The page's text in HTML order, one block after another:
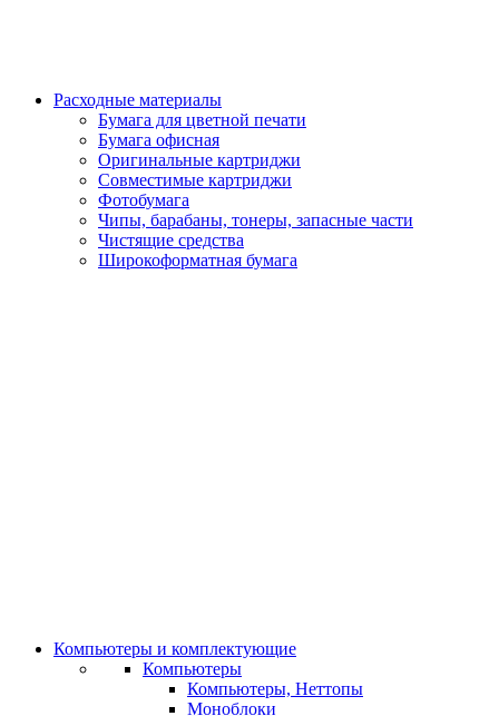
Расходные материалы
Бумага для цветной печати
Бумага офисная
Оригинальные картриджи
Совместимые картриджи
Фотобумага
Чипы, барабаны, тонеры, запасные части
Чистящие средства
Широкоформатная бумага
Компьютеры и комплектующие
Компьютеры
Компьютеры, Неттопы
Моноблоки